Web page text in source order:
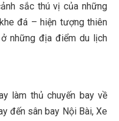
sắc thú vị của những
đá – hiện tượng thiên
những địa điểm du lịch
làm thủ chuyến bay về
đến sân bay Nội Bài, Xe